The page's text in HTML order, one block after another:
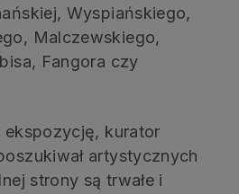
Wyspiańskiego,
Malczewskiego,
Fangora czy
kurator
artystycznych
strony są trwałe i